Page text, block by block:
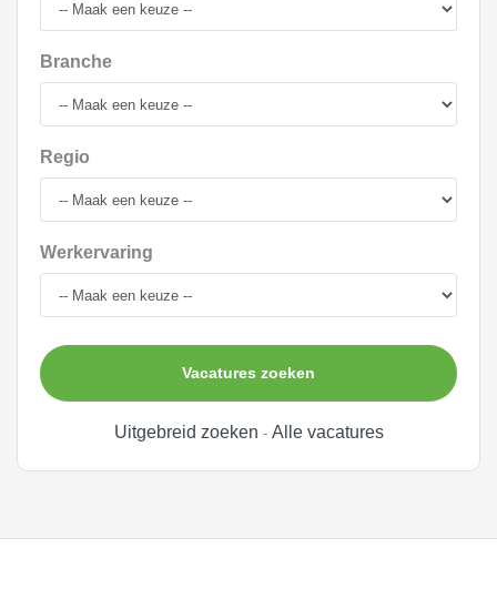
Branche
Regio
Werkervaring
Vacatures zoeken
Uitgebreid zoeken - Alle vacatures